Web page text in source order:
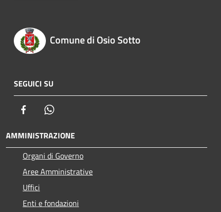
Comune di Osio Sotto
SEGUICI SU
Facebook
AMMINISTRAZIONE
Organi di Governo
Aree Amministrative
Uffici
Enti e fondazioni